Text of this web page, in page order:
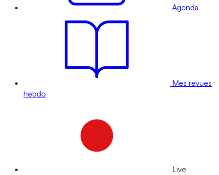
Agenda
Mes revues
hebdo
Live